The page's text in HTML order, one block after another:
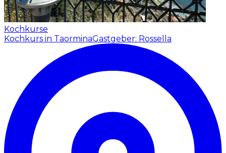
Kochkurse
Kochkurs in TaorminaGastgeber: Rossella